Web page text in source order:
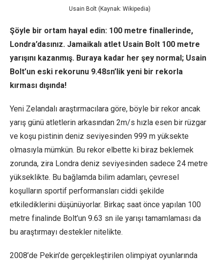
Usain Bolt (Kaynak: Wikipedia)
Şöyle bir ortam hayal edin: 100 metre finallerinde,
Londra’dasınız. Jamaikalı atlet Usain Bolt 100 metre
yarışını kazanmış. Buraya kadar her şey normal; Usain
Bolt’un eski rekorunu 9.48sn’lik yeni bir rekorla
kırması dışında!
Yeni Zelandalı araştırmacılara göre, böyle bir rekor ancak
yarış günü atletlerin arkasından 2m/s hızla esen bir rüzgar
ve koşu pistinin deniz seviyesinden 999 m yüksekte
olmasıyla mümkün. Bu rekor elbette ki biraz beklemek
zorunda, zira Londra deniz seviyesinden sadece 24 metre
yükseklikte. Bu bağlamda bilim adamları, çevresel
koşulların sportif performansları ciddi şekilde
etkilediklerini düşünüyorlar. Birkaç saat önce yapılan 100
metre finalinde Bolt’un 9.63 sn ile yarışı tamamlaması da
bu araştırmayı destekler nitelikte.
2008’de Pekin’de gerçekleştirilen olimpiyat oyunlarında